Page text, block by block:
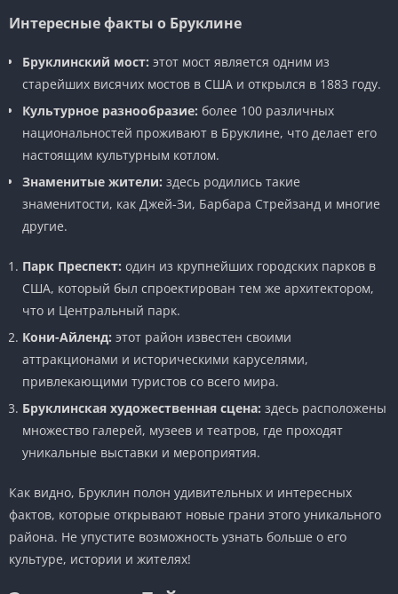
Интересные факты о Бруклине
Бруклинский мост: этот мост является одним из
старейших висячих мостов в США и открылся в 1883 году.
Культурное разнообразие: более 100 различных
национальностей проживают в Бруклине, что делает его
настоящим культурным котлом.
Знаменитые жители: здесь родились такие
знаменитости, как Джей-Зи, Барбара Стрейзанд и многие
другие.
Парк Преспект: один из крупнейших городских парков в
США, который был спроектирован тем же архитектором,
что и Центральный парк.
Кони-Айленд: этот район известен своими
аттракционами и историческими каруселями,
привлекающими туристов со всего мира.
Бруклинская художественная сцена: здесь расположены
множество галерей, музеев и театров, где проходят
уникальные выставки и мероприятия.
Как видно, Бруклин полон удивительных и интересных
фактов, которые открывают новые грани этого уникального
района. Не упустите возможность узнать больше о его
культуре, истории и жителях!